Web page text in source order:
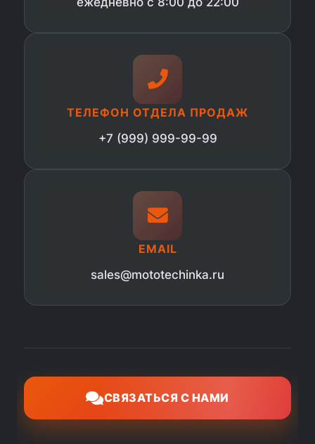
ТЕЛЕФОН ОТДЕЛА ПРОДАЖ
+7 (999) 999-99-99
EMAIL
sales@mototechinka.ru
СВЯЗАТЬСЯ С НАМИ